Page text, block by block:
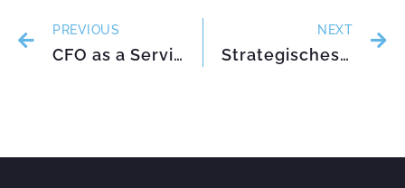
PREVIOUS
CFO as a Service: Mehrwert über klassische Treuhänder hinaus
NEXT
Strategisches und operatives Risikomanagement effektiv umsetzen für Unternehmenserfolg